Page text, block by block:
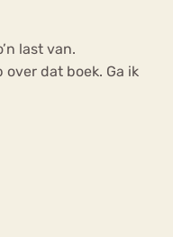
last van.
dat boek. Ga ik